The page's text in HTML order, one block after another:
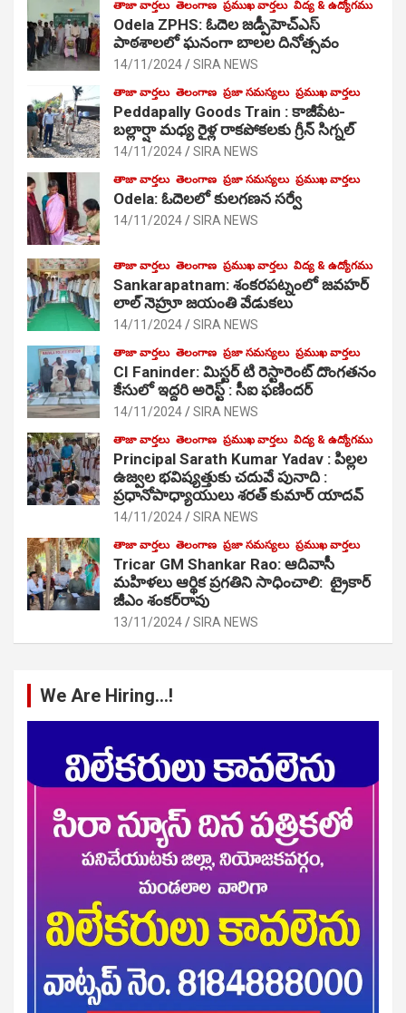
తాజా వార్తలు తెలంగాణ ప్రముఖ వార్తలు విద్య & ఉద్యోగము
Odela ZPHS: ఓదెల జ‌డ్పీహెచ్ఎస్
పాఠ‌శాల‌లో ఘనంగా బాలల దినోత్సవం
14/11/2024 SIRA NEWS
తాజా వార్తలు తెలంగాణ ప్రజా సమస్యలు ప్రముఖ వార్తలు
Peddapally Goods Train : కాజీపేట-
బల్లార్షా మధ్య రైళ్ల రాకపోకలకు గ్రీన్ సిగ్నల్
14/11/2024 SIRA NEWS
తాజా వార్తలు తెలంగాణ ప్రజా సమస్యలు ప్రముఖ వార్తలు
Odela: ఓదెలలో కులగణన సర్వే
14/11/2024 SIRA NEWS
తాజా వార్తలు తెలంగాణ ప్రముఖ వార్తలు విద్య & ఉద్యోగము
Sankarapatnam: శంకరపట్నంలో జవహర్
లాల్ నెహ్రూ జయంతి వేడుకలు
14/11/2024 SIRA NEWS
తాజా వార్తలు తెలంగాణ ప్రజా సమస్యలు ప్రముఖ వార్తలు
CI Faninder: మిస్టర్ టి రెస్టారెంట్ దొంగతనం
కేసులో ఇద్దరి అరెస్ట్ : సీఐ ఫణిందర్
14/11/2024 SIRA NEWS
తాజా వార్తలు తెలంగాణ ప్రముఖ వార్తలు విద్య & ఉద్యోగము
Principal Sarath Kumar Yadav : పిల్లల
ఉజ్వల భవిష్యత్తుకు చదువే పునాది :
ప్రధానోపాధ్యాయులు శరత్ కుమార్ యాదవ్
14/11/2024 SIRA NEWS
తాజా వార్తలు తెలంగాణ ప్రజా సమస్యలు ప్రముఖ వార్తలు
Tricar GM Shankar Rao: ఆదివాసీ
మహిళలు ఆర్థిక ప్రగతిని సాధించాలి: ట్రైకార్
జీఎం శంకర్‌రావు
13/11/2024 SIRA NEWS
We Are Hiring…!